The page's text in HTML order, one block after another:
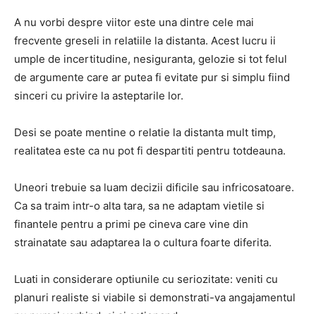
A nu vorbi despre viitor este una dintre cele mai
frecvente greseli in relatiile la distanta. Acest lucru ii
umple de incertitudine, nesiguranta, gelozie si tot felul
de argumente care ar putea fi evitate pur si simplu fiind
sinceri cu privire la asteptarile lor.
Desi se poate mentine o relatie la distanta mult timp,
realitatea este ca nu pot fi despartiti pentru totdeauna.
Uneori trebuie sa luam decizii dificile sau infricosatoare.
Ca sa traim intr-o alta tara, sa ne adaptam vietile si
finantele pentru a primi pe cineva care vine din
strainatate sau adaptarea la o cultura foarte diferita.
Luati in considerare optiunile cu seriozitate: veniti cu
planuri realiste si viabile si demonstrati-va angajamentul